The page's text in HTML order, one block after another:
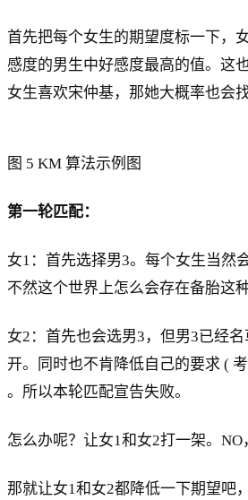
首先把每个女生的期望度标一下，
感度的男生中好感度最高的值。这
女生喜欢宋仲基，那她大概率也会
图 5 KM 算法示例图
第一轮匹配：
女1：首先选择男3。每个女生当然
不然这个世界上怎么会存在备胎这种
女2：首先也会选男3，但男3已经
开。同时也不肯降低自己的要求 (
。所以本轮匹配宣告失败。
怎么办呢？让女1和女2打一架。NO
那就让女1和女2都降低一下期望吧